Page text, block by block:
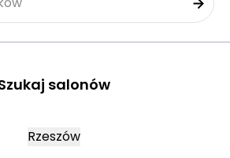
salonów
Rzeszów